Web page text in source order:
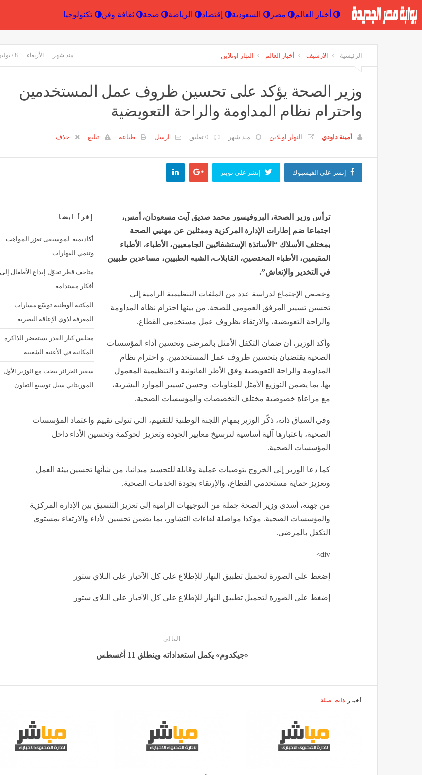
أخبار العالم مصر السعودية إقتصاد الرياضة صحة
الرئيسية الارشيف أخبار العالم النهار اونلاين منذ شهر — الأربعاء — 8 / يوليو / 2026
وزير الصحة يؤكد على تحسين ظروف عمل المستخدمين
واحترام نظام المداومة والراحة التعويضية
أمينة داودي النهار اونلاين منذ شهر 0 تعليق ارسل طباعة تبليغ حذف
إنشر على الفيسبوك إنشر على تويتر
إقرأ ايضا
أكاديمية الموسيقى تعزز المواهب
وتنمي المهارات
متاحف قطر تحوّل إبداع الأطفال إلى
أفكار مستدامة
المكتبة الوطنية توسّع مسارات
المعرفة لذوي الإعاقة البصرية
مجلس كبار القدر يستحضر الذاكرة
المكانية في الأغنية الشعبية
سفير الجزائر يبحث مع الوزير الأول
الموريتاني سبل توسيع التعاون
ترأس وزير الصحة، البروفيسور محمد صديق آيت مسعودان، أمس،
اجتماعا ضم إطارات الإدارة المركزية وممثلين عن مهنيي الصحة
بمختلف الأسلاك “الأساتذة الإستشفائيين الجامعيين، الأطباء، الأطباء
المقيمين، الأطباء المختصين، القابلات، الشبه الطبيين، مساعدين طبيين
في التخدير والإنعاش”.
وخصص الإجتماع لدراسة عدد من الملفات التنظيمية الرامية إلى
تحسين تسيير المرفق العمومي للصحة. من بينها احترام نظام المداومة
والراحة التعويضية، والارتقاء بظروف عمل مستخدمي القطاع.
وأكد الوزير، أن ضمان التكفل الأمثل بالمرضى وتحسين أداء المؤسسات
الصحية يقتضيان بتحسين ظروف عمل المستخدمين. و احترام نظام
المداومة والراحة التعويضية وفق الأطر القانونية و التنظيمية المعمول
بها. بما يضمن التوزيع الأمثل للمناوبات، وحسن تسيير الموارد البشرية،
مع مراعاة خصوصية مختلف التخصصات والمؤسسات الصحية.
وفي السياق ذاته، ذكّر الوزير بمهام اللجنة الوطنية للتقييم، التي تتولى تقييم واعتماد المؤسسات
الصحية، باعتبارها آلية أساسية لترسيخ معايير الجودة وتعزيز الحوكمة وتحسين الأداء داخل
المؤسسات الصحية.
كما دعا الوزير إلى الخروج بتوصيات عملية وقابلة للتجسيد ميدانيا، من شأنها تحسين بيئة العمل.
وتعزيز حماية مستخدمي القطاع، والإرتقاء بجودة الخدمات الصحية.
من جهته، أسدى وزير الصحة جملة من التوجيهات الرامية إلى تعزيز التنسيق بين الإدارة المركزية
والمؤسسات الصحية. مؤكدا مواصلة لقاءات التشاور، بما يضمن تحسين الأداء والارتقاء بمستوى
التكفل بالمرضى.
div>
إضغط على الصورة لتحميل تطبيق النهار للإطلاع على كل الآخبار على البلاي ستور
إضغط على الصورة لتحميل تطبيق النهار للإطلاع على كل الآخبار على البلاي ستور
التالى
«جيكدوم» يكمل استعداداته وينطلق 11 أغسطس
أخبار ذات صلة